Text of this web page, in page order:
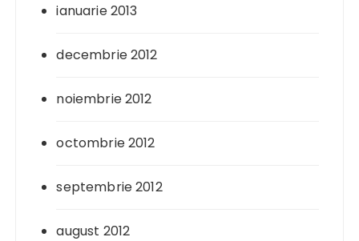
ianuarie 2013
decembrie 2012
noiembrie 2012
octombrie 2012
septembrie 2012
august 2012